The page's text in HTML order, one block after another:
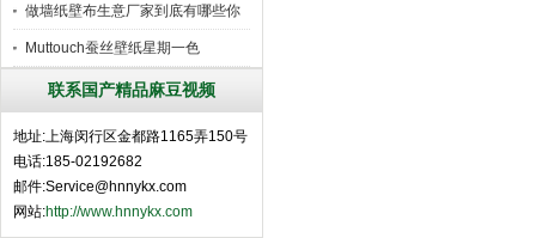
行
做墙纸壁布生意厂家到底有哪些你
所
Muttouch蚕丝壁纸星期一色
联系国产精品麻豆视频
地址:上海闵行区金都路1165弄150号
电话:185-02192682
邮件:Service@hnnykx.com
网站:http://www.hnnykx.com